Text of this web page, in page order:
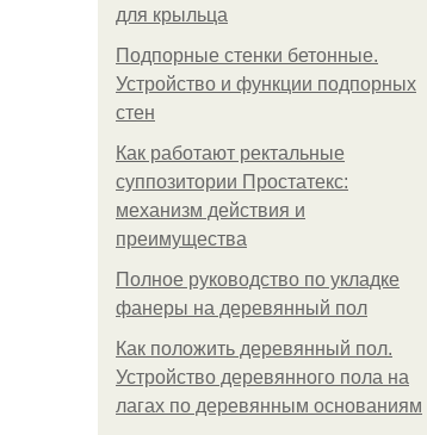
для крыльца
Подпорные стенки бетонные.
Устройство и функции подпорных
стен
Как работают ректальные
суппозитории Простатекс:
механизм действия и
преимущества
Полное руководство по укладке
фанеры на деревянный пол
Как положить деревянный пол.
Устройство деревянного пола на
лагах по деревянным основаниям